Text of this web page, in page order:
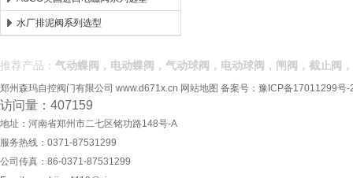
水厂排泥阀系列选型
推荐产品： 气动蝶阀，电动蝶阀，气动球阀，电动球阀，闸阀，截止阀
郑州森玛自控阀门有限公司 www.d671x.cn 网站地图 备案号： 豫ICP备17011299号-
访问量：407159
地址：河南省郑州市二七区铭功路148号-A
服务热线：0371-87531299
公司传真：86-0371-87531299